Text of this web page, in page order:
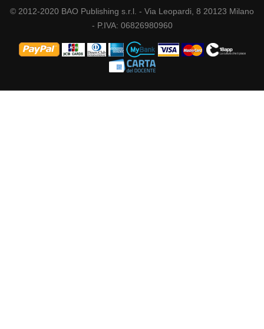
© 2012-2020 BAO Publishing s.r.l. - Via Leopardi, 8 20123 Milano
- P.IVA: 06826980960